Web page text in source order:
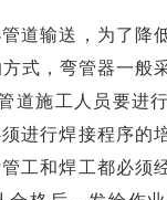
道输送，为了降
式，弯管器一般
道施工人员要进
进行焊接程序的
工和焊工都必须